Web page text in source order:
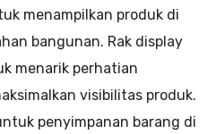
menampilkan produk di
bangunan. Rak display
menarik perhatian
visibilitas produk.
penyimpanan barang di